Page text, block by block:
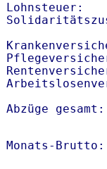
Lohnsteuer:
Abzüge